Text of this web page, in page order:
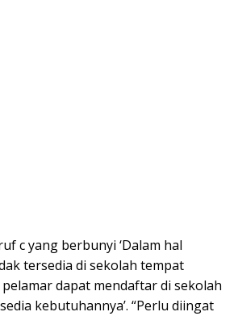
c yang berbunyi ‘Dalam hal
tersedia di sekolah tempat
dapat mendaftar di sekolah
kebutuhannya’. “Perlu diingat